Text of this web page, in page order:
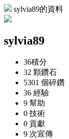
sylvia89的資料
sylvia89
36積分
32 顆鑽石
5301 個碎鑽
36 經驗
9 幫助
0 技術
0 貢獻
9 次宣傳